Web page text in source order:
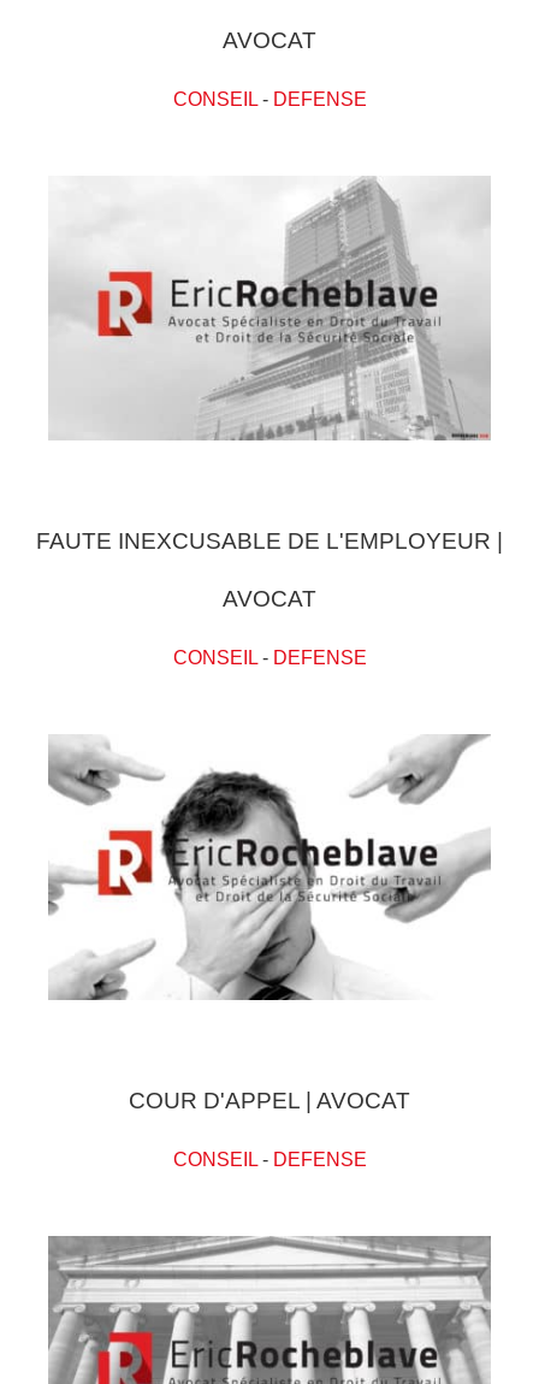
AVOCAT
CONSEIL- DEFENSE
FAUTE INEXCUSABLE DE L'EMPLOYEUR |
AVOCAT
CONSEIL- DEFENSE
COUR D'APPEL | AVOCAT
CONSEIL- DEFENSE